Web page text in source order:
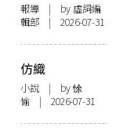
報導 | by 虛詞編
輯部 | 2026-07-31
仿織
小說 | by 悇
愉 | 2026-07-31